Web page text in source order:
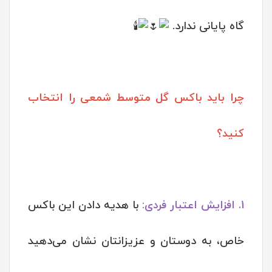
گاه پایانی ندارد.
چرا باید باکس گل متوسط شمعی را انتخاب
کنید؟
1. افزایش اعتبار فردی: با هدیه دادن این باکس
خاص، به دوستان و عزیزانتان نشان می‌دهید